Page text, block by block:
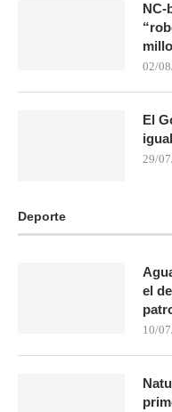
NC-
02/
El
29/
Deporte
el
10/